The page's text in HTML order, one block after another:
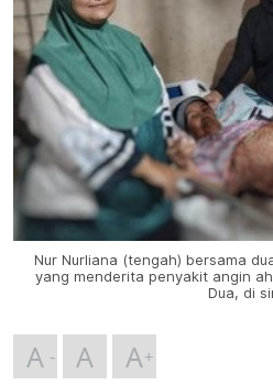
Nur Nurliana (tengah) bersama
yang menderita penyakit angin
Dua, di
A A A